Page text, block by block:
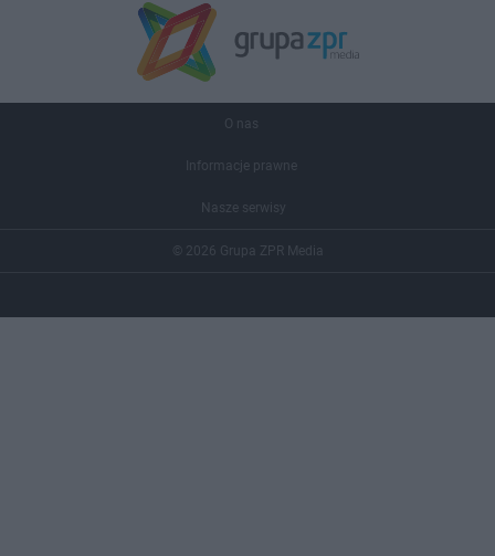
O nas
Informacje prawne
Nasze serwisy
© 2026 Grupa ZPR Media